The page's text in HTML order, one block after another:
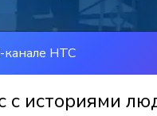
канале НТС
историями